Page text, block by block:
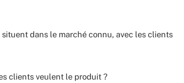
dans le marché connu, avec les clients
clients veulent le produit ?